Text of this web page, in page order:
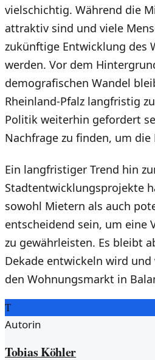
vielschichtig. Während die
attraktiv sind und viele
zukünftige Entwicklung des
werden. Vor dem
demografischen Wandel
Rheinland-Pfalz langfristig
Politik weiterhin gefordert
Nachfrage zu finden, um
Ein langfristiger Trend hin
Stadtentwicklungsprojekte
sowohl Mietern als auch
entscheidend sein, um eine
zu gewährleisten. Es bleibt
Dekade entwickeln wird
den Wohnungsmarkt in
T
Autorin
Tobias Köhler